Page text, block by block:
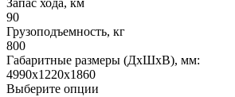
Запас хода, км
90
Грузоподъемность, кг
800
Габаритные размеры (ДхШхВ), мм:
4990x1220x1860
Выберите опции